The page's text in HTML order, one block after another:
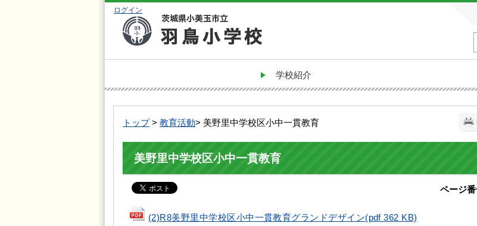
ログイン
学校紹介
トップ> 教育活動> 美野里中学校区小中一貫教育
美野里中学校区小中一貫教育
ページ
(2)R8美野里中学校区小中一貫教育グランドデザイン(pdf 362 KB)